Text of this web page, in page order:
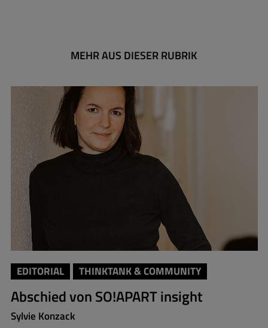
MEHR AUS DIESER RUBRIK
EDITORIAL THINKTANK & COMMUNITY
Abschied von SO!APART insight
Sylvie Konzack